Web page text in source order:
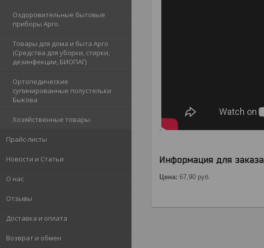
Оздоровительные бытовые
приборы Арго.
Товары для дома и быта Арго
(Средства для уборки, стирки,
дезинфекции, БИОПАГ)
Ортопедические
супинированные полустельки
Быкова
Хозяйственные товары
Прайс-листы
Новости и Статьи
О нас
Отзывы
Доставка и оплата
Возврат и обмен
,
Информация для заказа
Цена: 67,90 руб.